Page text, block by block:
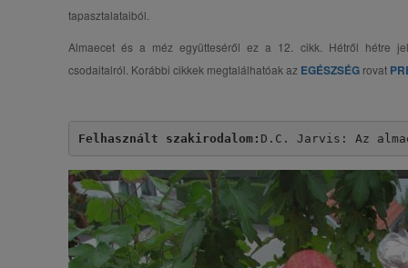
tapasztalataiból.
Almaecet és a méz együtteséről ez a 12. cikk. Hétről hétre
csodaitalról. Korábbi cikkek megtalálhatóak az EGÉSZSÉG rovat
Felhasznált szakirodalom: D.C. Jarvis: Az